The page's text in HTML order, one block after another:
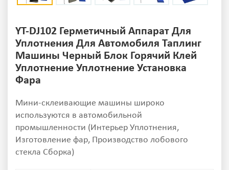
YT-DJ102 Герметичный Аппарат Для
Уплотнения Для Автомобиля Таплинг
Машины Черный Блок Горячий Клей
Уплотнение Уплотнение Установка
Фара
Мини-склеивающие машины широко
используются в автомобильной
промышленности (Интерьер Уплотнения,
Изготовление фар, Производство лобового
стекла Сборка)